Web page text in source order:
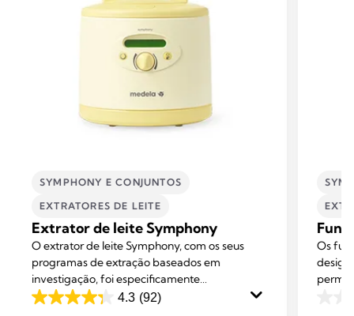
SYMPHONY E CONJUNTOS
EXTRATORES DE LEITE​
Extrator de leite Symphony
O extrator de leite Symphony, com os seus
programas de extração baseados em
investigação, foi especificamente
desenvolvido para ajudar as mães ao longo da
4.3 (92)
4.3
Funil
Os
design